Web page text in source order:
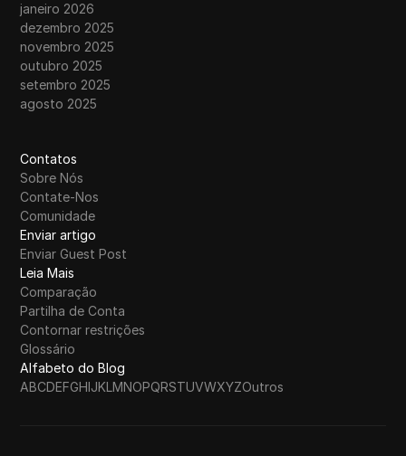
janeiro 2026
dezembro 2025
novembro 2025
outubro 2025
setembro 2025
agosto 2025
Contatos
Sobre Nós
Contate-Nos
Comunidade
Enviar artigo
Enviar Guest Post
Leia Mais
Comparação
Partilha de Conta
Contornar restrições
Glossário
Alfabeto do Blog
ABCDEFGHIJKLMNOPQRSTUVWXYZOutros